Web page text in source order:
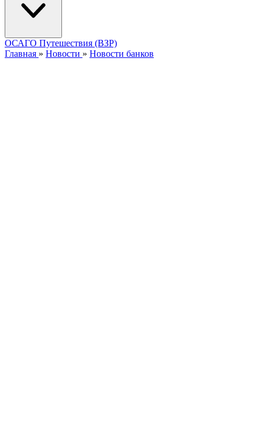
ОСАГО Путешествия (ВЗР)
Главная » Новости » Новости банков